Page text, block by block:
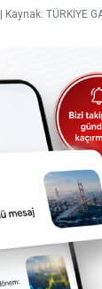
| Kaynak: TÜRKİYE